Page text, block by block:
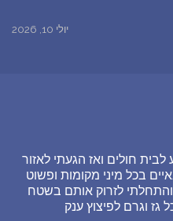
יולי 10, 2026
חולים ואז הגעתי לאזור
בכל מיני מקומות ופשוט
לזרוק אותם בשטח
גז וגרם לפיצוץ ענק